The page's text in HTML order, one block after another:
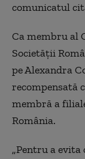
comunicatul
Ca membru al
Societăţii
pe Alexandra
recompensată
membră a
România.
„Pentru a